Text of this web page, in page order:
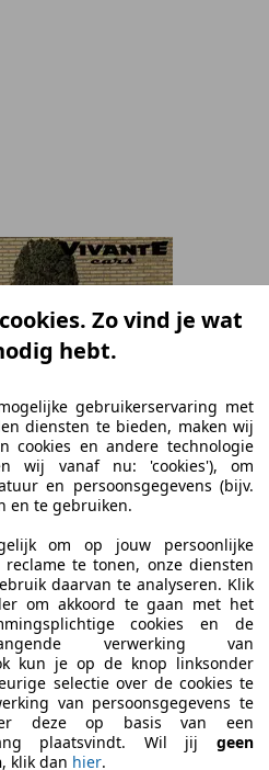
AUT. 360
Zo vind je wat
hebt.
gebruikerservaring met
diensten te bieden, maken wij
cookies en andere technologie
wij vanaf nu: 'cookies'), om
en persoonsgegevens (bijv.
en te gebruiken.
om op jouw persoonlijke
reclame te tonen, onze diensten
daarvan te analyseren. Klik
om akkoord te gaan met het
cookies en de
verwerking van
kun je op de knop linksonder
selectie over de cookies te
van persoonsgegevens te
deze op basis van een
plaatsvindt. Wil jij geen
, klik dan hier.